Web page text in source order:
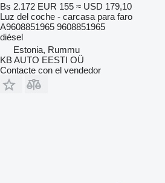
Bs 2.172 EUR 155 ≈ USD 179,10
Luz del coche - carcasa para faro
A9608851965 9608851965
diésel
Estonia, Rummu
KB AUTO EESTI OÜ
Contacte con el vendedor